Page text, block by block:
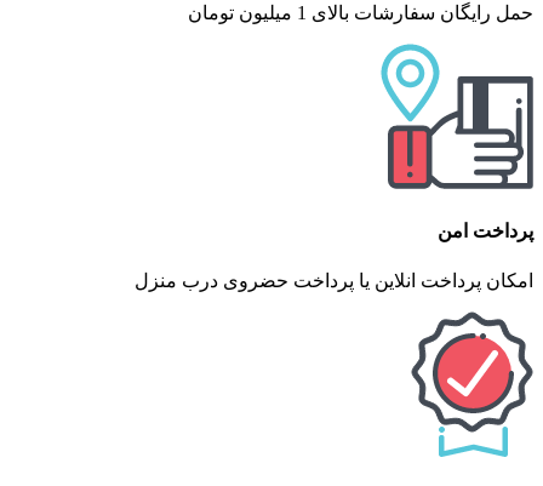
حمل رایگان سفارشات بالای 1 میلیون تومان
پرداخت امن
امکان پرداخت انلاین یا پرداخت حضروی درب منزل